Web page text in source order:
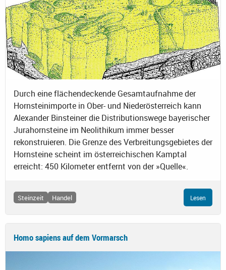
Durch eine flächendeckende Gesamtaufnahme der
Hornsteinimporte in Ober- und Niederösterreich kann
Alexander Binsteiner die Distributionswege bayerischer
Jurahornsteine im Neolithikum immer besser
rekonstruieren. Die Grenze des Verbreitungsgebietes der
Hornsteine scheint im österreichischen Kamptal
erreicht: 450 Kilometer entfernt von der »Quelle«.
Steinzeit Handel Lesen
Homo sapiens auf dem Vormarsch